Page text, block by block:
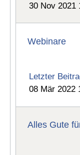
30 Nov 2021
Webinare
Letzter
08 Mär 2022
Alles Gute